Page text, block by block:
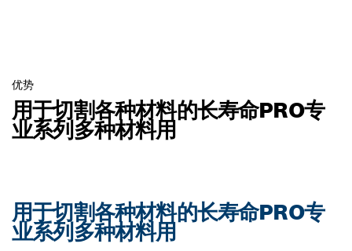
优势
用于切割各种材料的长寿命PRO专
业系列多种材料用
用于切割各种材料的长寿命PRO专
业系列多种材料用